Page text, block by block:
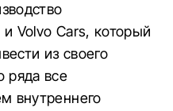
Volvo Cars, который
из своего
ряда все
внутреннего